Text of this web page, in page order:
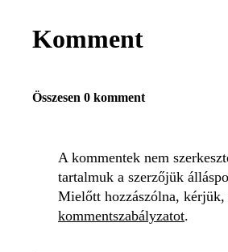
Komment
Összesen 0 komment
A kommentek nem
tartalmuk a szerzőjük
Mielőtt hozzászólna, kérjük,
kommentszabályzatot.